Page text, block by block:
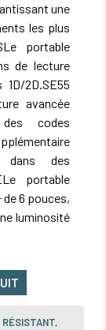
une
les plus
portable
de lecture
2D.SE55
avancée
codes
dans des
portable
de 6 pouces,
luminosité
RÉSISTANT,